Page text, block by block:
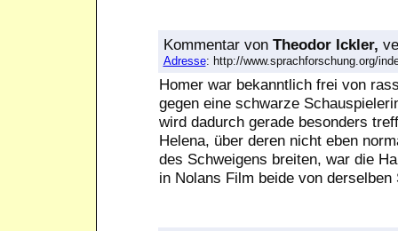
Kommentarvon Theodor Ickler,
Adresse: http://www.sprachforschung.org/
Homer war bekanntlich frei von
gegen eine schwarze
wird dadurch gerade besonders
Helena, über deren nicht eben
des Schweigens breiten, war die
in Nolans Film beide von